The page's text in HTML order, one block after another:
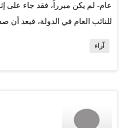
عام- لم يكن مبرراً، فقد جاء على
للنائب العام في الدولة، فبعد أن
ليدافعوا عنهم وبشراسة، تفوق
الأشخاص كان على أساس تهمة
آراء